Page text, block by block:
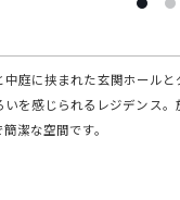
庭に挟まれた玄関ホール
いを感じられるレジデンス
潔な空間です。